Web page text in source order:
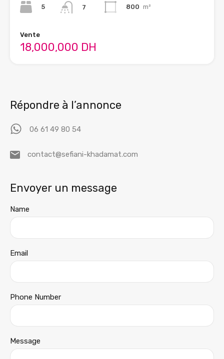
5
7
800 m²
Vente
18,000,000 DH
Répondre à l’annonce
06 61 49 80 54
contact@sefiani-khadamat.com
Envoyer un message
Name
Email
Phone Number
Message